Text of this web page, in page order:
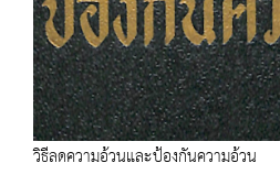
วิธีลดความอ้วนและป้องกันความอ้วน